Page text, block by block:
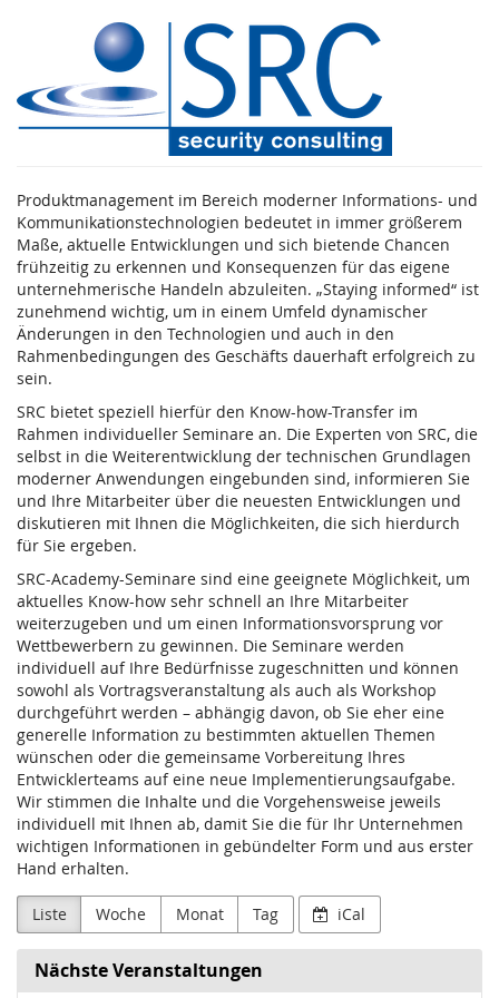
springen
Security
Research
Consulting
GmbH
Produktmanagement im Bereich moderner Informations- und
Kommunikationstechnologien bedeutet in immer größerem
Maße, aktuelle Entwicklungen und sich bietende Chancen
frühzeitig zu erkennen und Konsequenzen für das eigene
unternehmerische Handeln abzuleiten. „Staying informed“ ist
zunehmend wichtig, um in einem Umfeld dynamischer
Änderungen in den Technologien und auch in den
Rahmenbedingungen des Geschäfts dauerhaft erfolgreich zu
sein.
SRC bietet speziell hierfür den Know-how-Transfer im
Rahmen individueller Seminare an. Die Experten von SRC, die
selbst in die Weiterentwicklung der technischen Grundlagen
moderner Anwendungen eingebunden sind, informieren Sie
und Ihre Mitarbeiter über die neuesten Entwicklungen und
diskutieren mit Ihnen die Möglichkeiten, die sich hierdurch
für Sie ergeben.
SRC-Academy-Seminare sind eine geeignete Möglichkeit, um
aktuelles Know-how sehr schnell an Ihre Mitarbeiter
weiterzugeben und um einen Informationsvorsprung vor
Wettbewerbern zu gewinnen. Die Seminare werden
individuell auf Ihre Bedürfnisse zugeschnitten und können
sowohl als Vortragsveranstaltung als auch als Workshop
durchgeführt werden – abhängig davon, ob Sie eher eine
generelle Information zu bestimmten aktuellen Themen
wünschen oder die gemeinsame Vorbereitung Ihres
Entwicklerteams auf eine neue Implementierungsaufgabe.
Wir stimmen die Inhalte und die Vorgehensweise jeweils
individuell mit Ihnen ab, damit Sie die für Ihr Unternehmen
wichtigen Informationen in gebündelter Form und aus erster
Hand erhalten.
Liste Woche Monat Tag iCal
Nächste Veranstaltungen